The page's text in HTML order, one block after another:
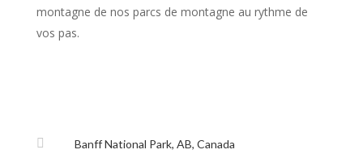
montagne de nos parcs de montagne au rythme de
vos pas.
 Banff National Park, AB, Canada